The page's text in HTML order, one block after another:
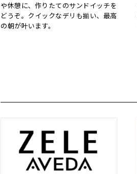
や休憩に、作りたてのサンドイッチを
どうぞ。クイックなデリも揃い、最高
の朝が叶います。